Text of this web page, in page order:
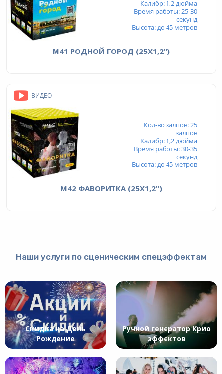
Калибр: 1,2 дюйма
Время работы: 25-30
секунд
Высота: до 45 метров
М41 РОДНОЙ ГОРОД (25Х1,2")
ВИДЕО
Кол-во залпов: 25
залпов
Калибр: 1,2 дюйма
Время работы: 30-35
секунд
Высота: до 45 метров
М42 ФАВОРИТКА (25Х1,2")
Наши услуги по сценическим спецэффектам
Скидка на День
Рождение
Ручной генератор Крио
эффектов